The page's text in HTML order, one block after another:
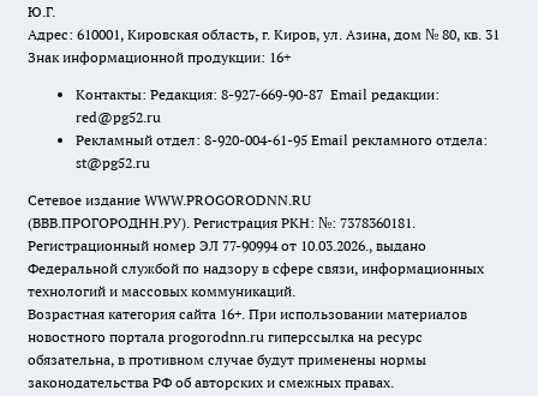
Ю.Г.
Адрес: 610001, Кировская область, г. Киров, ул. Азина, дом № 80, кв. 31
Знак информационной продукции: 16+
Контакты: Редакция: 8-927-669-90-87 Email редакции:
red@pg52.ru
Рекламный отдел: 8-920-004-61-95 Email рекламного отдела:
st@pg52.ru
Сетевое издание WWW.PROGORODNN.RU
(ВВВ.ПРОГОРОДНН.РУ). Регистрация РКН: №: 7378360181.
Регистрационный номер ЭЛ 77-90994 от 10.03.2026., выдано
Федеральной службой по надзору в сфере связи, информационных
технологий и массовых коммуникаций.
Возрастная категория сайта 16+. При использовании материалов
новостного портала progorodnn.ru гиперссылка на ресурс
обязательна, в противном случае будут применены нормы
законодательства РФ об авторских и смежных правах.